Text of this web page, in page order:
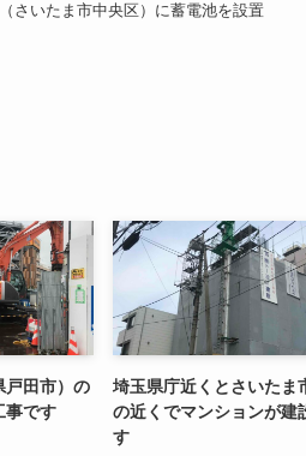
さいたま市中央区）に蓄電池を設置
戸田市）の
事です
埼玉県庁近くとさいたま
の近くでマンションが建
す